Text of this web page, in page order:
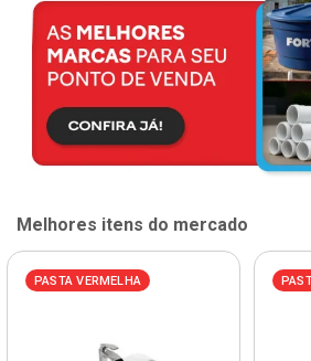
Melhores itens do mercado
PASTA VERMELHA